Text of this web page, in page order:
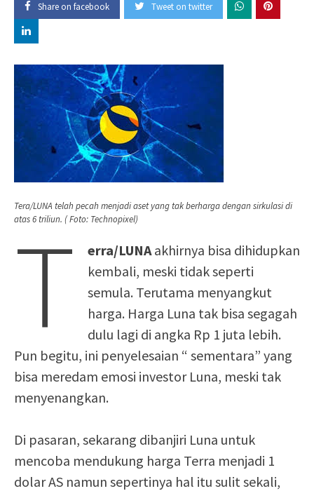
Share on facebook Tweet on twitter
Tera/LUNA telah pecah menjadi aset yang tak berharga dengan sirkulasi di
atas 6 triliun. ( Foto: Technopixel)
T erra/LUNAakhirnya bisa dihidupkan
kembali, meski tidak seperti
semula. Terutama menyangkut
harga. Harga Luna tak bisa segagah
dulu lagi di angka Rp 1 juta lebih.
Pun begitu, ini penyelesaian “ sementara” yang
bisa meredam emosi investor Luna, meski tak
menyenangkan.
Di pasaran, sekarang dibanjiri Luna untuk
mencoba mendukung harga Terra menjadi 1
dolar AS namun sepertinya hal itu sulit sekali,